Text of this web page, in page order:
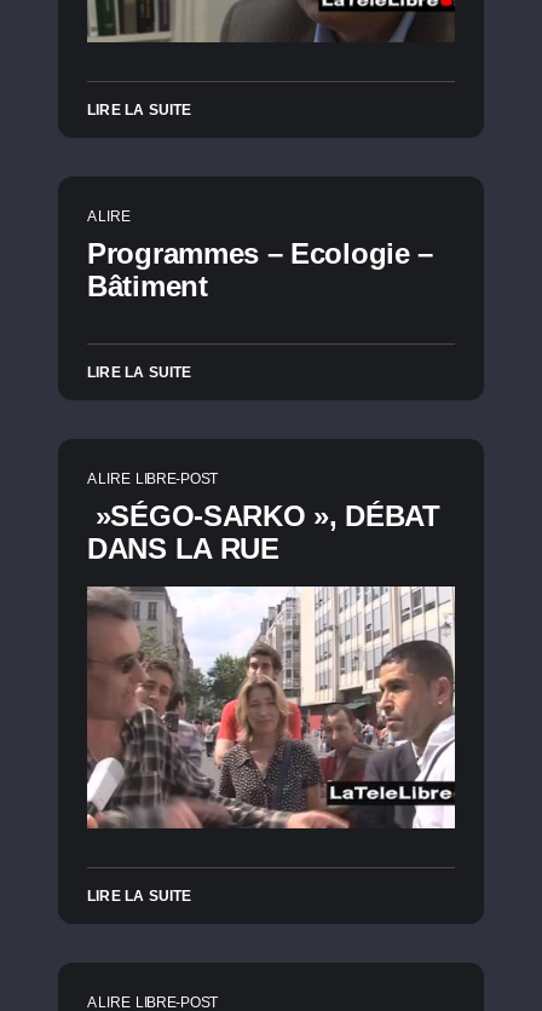
LIRE LA SUITE
A LIRE
Programmes – Ecologie –
Bâtiment
LIRE LA SUITE
A LIRE LIBRE-POST
»SÉGO-SARKO », DÉBAT
DANS LA RUE
LIRE LA SUITE
A LIRE LIBRE-POST